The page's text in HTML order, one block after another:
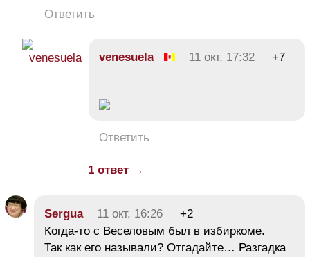
Ответить
venesuela 11 окт, 17:32 +7
Ответить
1 ответ →
Sergua 11 окт, 16:26
+2
Когда-то с Веселовым был в избиркоме.
Так как его называли? Отгадайте… Разгадка